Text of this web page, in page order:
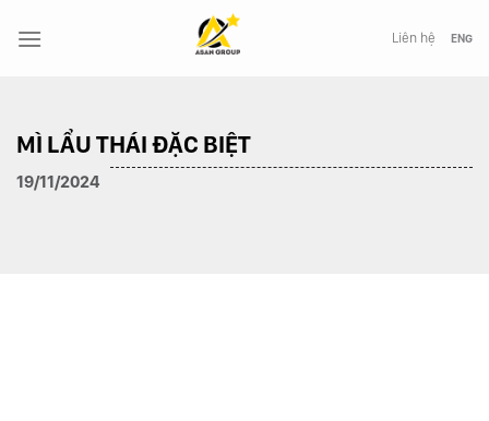
đến
Liên hệ ENG
MÌ LẨU THÁI ĐẶC BIỆT
19/11/2024